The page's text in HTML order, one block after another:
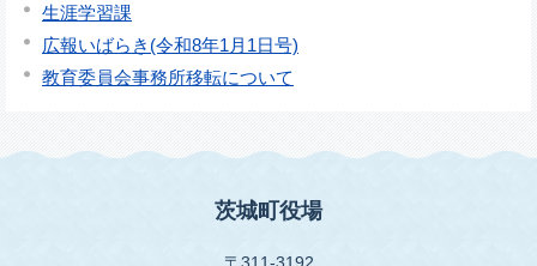
生涯学習課
広報いばらき(令和8年1月1日号)
教育委員会事務所移転について
茨城町役場
〒311-3192